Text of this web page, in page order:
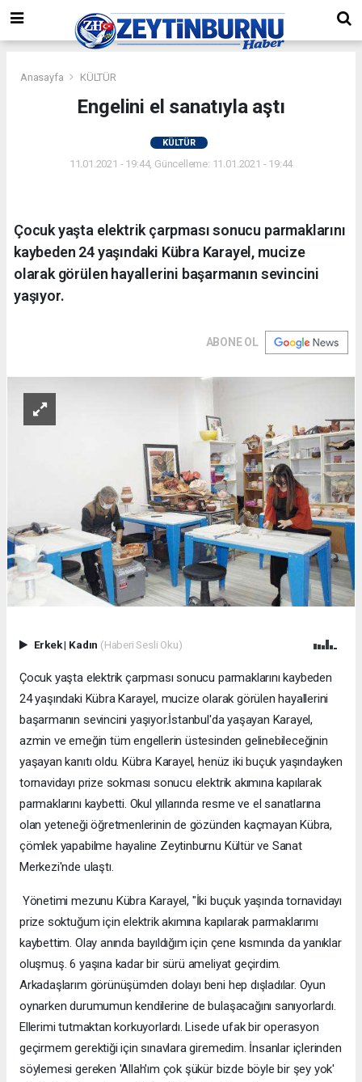
Anasayfa KÜLTÜR
Engelini el sanatıyla aştı
KÜLTÜR
11.01.2021 - 19:44, Güncelleme: 11.01.2021 - 19:44
Çocuk yaşta elektrik çarpması sonucu parmaklarını
kaybeden 24 yaşındaki Kübra Karayel, mucize
olarak görülen hayallerini başarmanın sevincini
yaşıyor.
ABONE OL
Erkek| Kadın (Haberi Sesli Oku)
Çocuk yaşta elektrik çarpması sonucu parmaklarını kaybeden
24 yaşındaki Kübra Karayel, mucize olarak görülen hayallerini
başarmanın sevincini yaşıyor.İstanbul'da yaşayan Karayel,
azmin ve emeğin tüm engellerin üstesinden gelinebileceğinin
yaşayan kanıtı oldu. Kübra Karayel, henüz iki buçuk yaşındayken
tornavidayı prize sokması sonucu elektrik akımına kapılarak
parmaklarını kaybetti. Okul yıllarında resme ve el sanatlarına
olan yeteneği öğretmenlerinin de gözünden kaçmayan Kübra,
çömlek yapabilme hayaline Zeytinburnu Kültür ve Sanat
Merkezi'nde ulaştı.
Yönetimi mezunu Kübra Karayel, "İki buçuk yaşında tornavidayı
prize soktuğum için elektrik akımına kapılarak parmaklarımı
kaybettim. Olay anında bayıldığım için çene kısmında da yanıklar
oluşmuş. 6 yaşına kadar bir sürü ameliyat geçirdim.
Arkadaşlarım görünüşümden dolayı beni hep dışladılar. Oyun
oynarken durumumun kendilerine de bulaşacağını sanıyorlardı.
Ellerimi tutmaktan korkuyorlardı. Lisede ufak bir operasyon
geçirmem gerektiği için sınavlara giremedim. İnsanlar içlerinden
söylemesi gereken 'Allah'ım çok şükür bizde böyle bir şey yok'